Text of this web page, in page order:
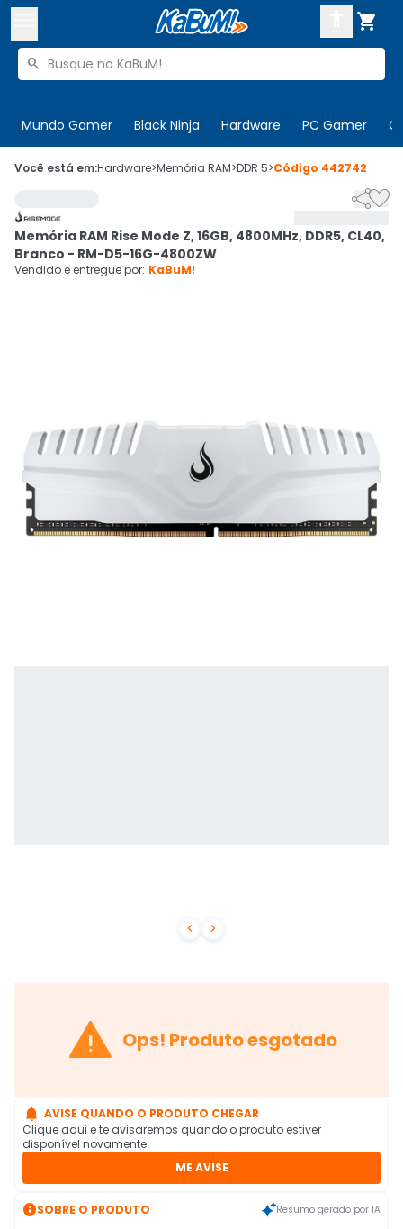

Buscar produtos

Mundo Gamer Black Ninja Hardware PC Gamer
 Olá. Acesse sua conta
Cupons
CADASTRE-SE
Você está em:Hardware>Memória RAM>DDR 5>Código 442742
 

Memória RAM Rise Mode Z, 16GB, 4800MHz, DDR5, CL40,
Branco - RM-D5-16G-4800ZW
Vendido e entregue por: KaBuM!
 Ops! Produto esgotado
 AVISE QUANDO O PRODUTO CHEGAR
Clique aqui e te avisaremos quando o produto estiver
disponível novamente
ME AVISE
SOBRE O PRODUTO Resumo gerado por IA